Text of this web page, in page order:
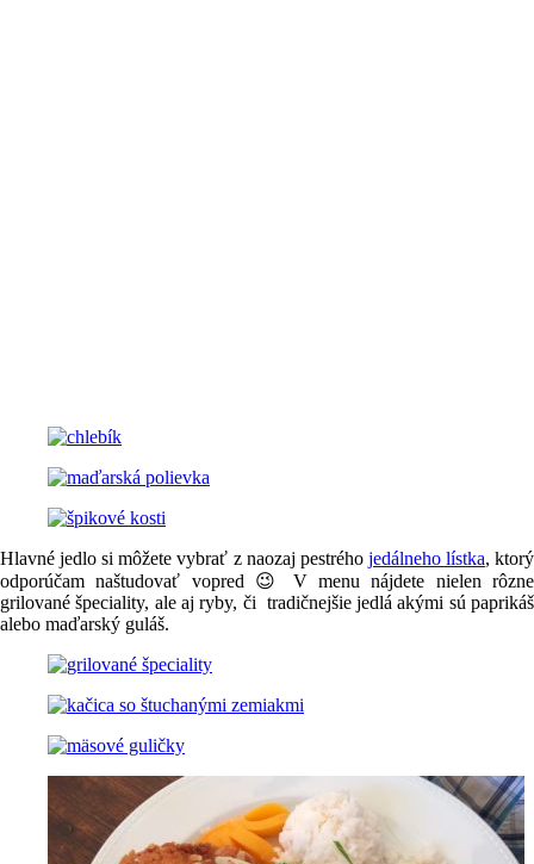
Hlavné jedlo si môžete vybrať z naozaj pestrého jedálneho lístka, ktorý
odporúčam naštudovať vopred 😉 V menu nájdete nielen rôzne
grilované špeciality, ale aj ryby, či tradičnejšie jedlá akými sú paprikáš
alebo maďarský guláš.